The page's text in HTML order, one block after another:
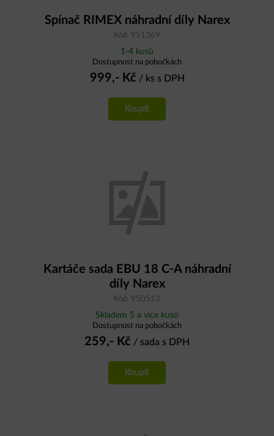
Spínač RIMEX náhradní díly Narex
Kód: 951369
1-4 kusů
Dostupnost na pobočkách
999,-Kč / ks s DPH
Koupit
Kartáče sada EBU 18 C-A náhradní
díly Narex
Kód: 950513
Skladem 5 a více kusů
Dostupnost na pobočkách
259,- Kč / sada s DPH
Koupit